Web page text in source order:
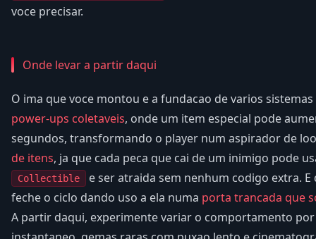
voce precisar.
Onde levar a partir daqui
O ima que voce montou e a fundacao de varios
power-ups coletaveis, onde um item especial pode
segundos, transformando o player num aspirador de
de itens, ja que cada peca que cai de um inimigo pode
Collectible
e ser atraida sem nenhum codigo extra.
feche o ciclo dando uso a ela numa porta trancada que
A partir daqui, experimente variar o comportamento